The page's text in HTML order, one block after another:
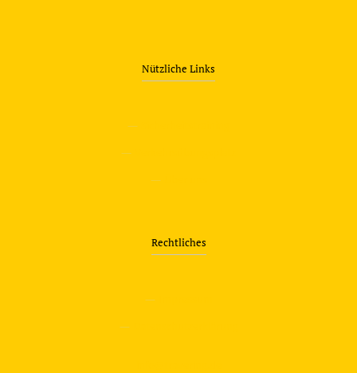
Nützliche Links
—
—
—
Rechtliches
—
—